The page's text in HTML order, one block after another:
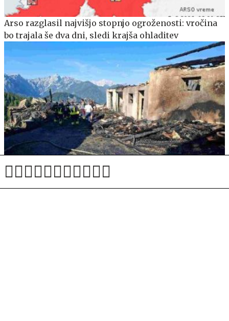
Arso razglasil najvišjo stopnjo ogroženosti: vročina
bo trajala še dva dni, sledi krajša ohladitev
Začasa zapora planinske poti in prepoved parkiranja